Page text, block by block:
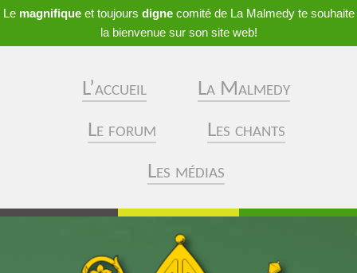
Le magnifiqueet toujours dignecomité de La Malmedy te souhaite
la bienvenue sur son site web!
L’accueil
La Malmedy
Le forum
Les chants
Les médias